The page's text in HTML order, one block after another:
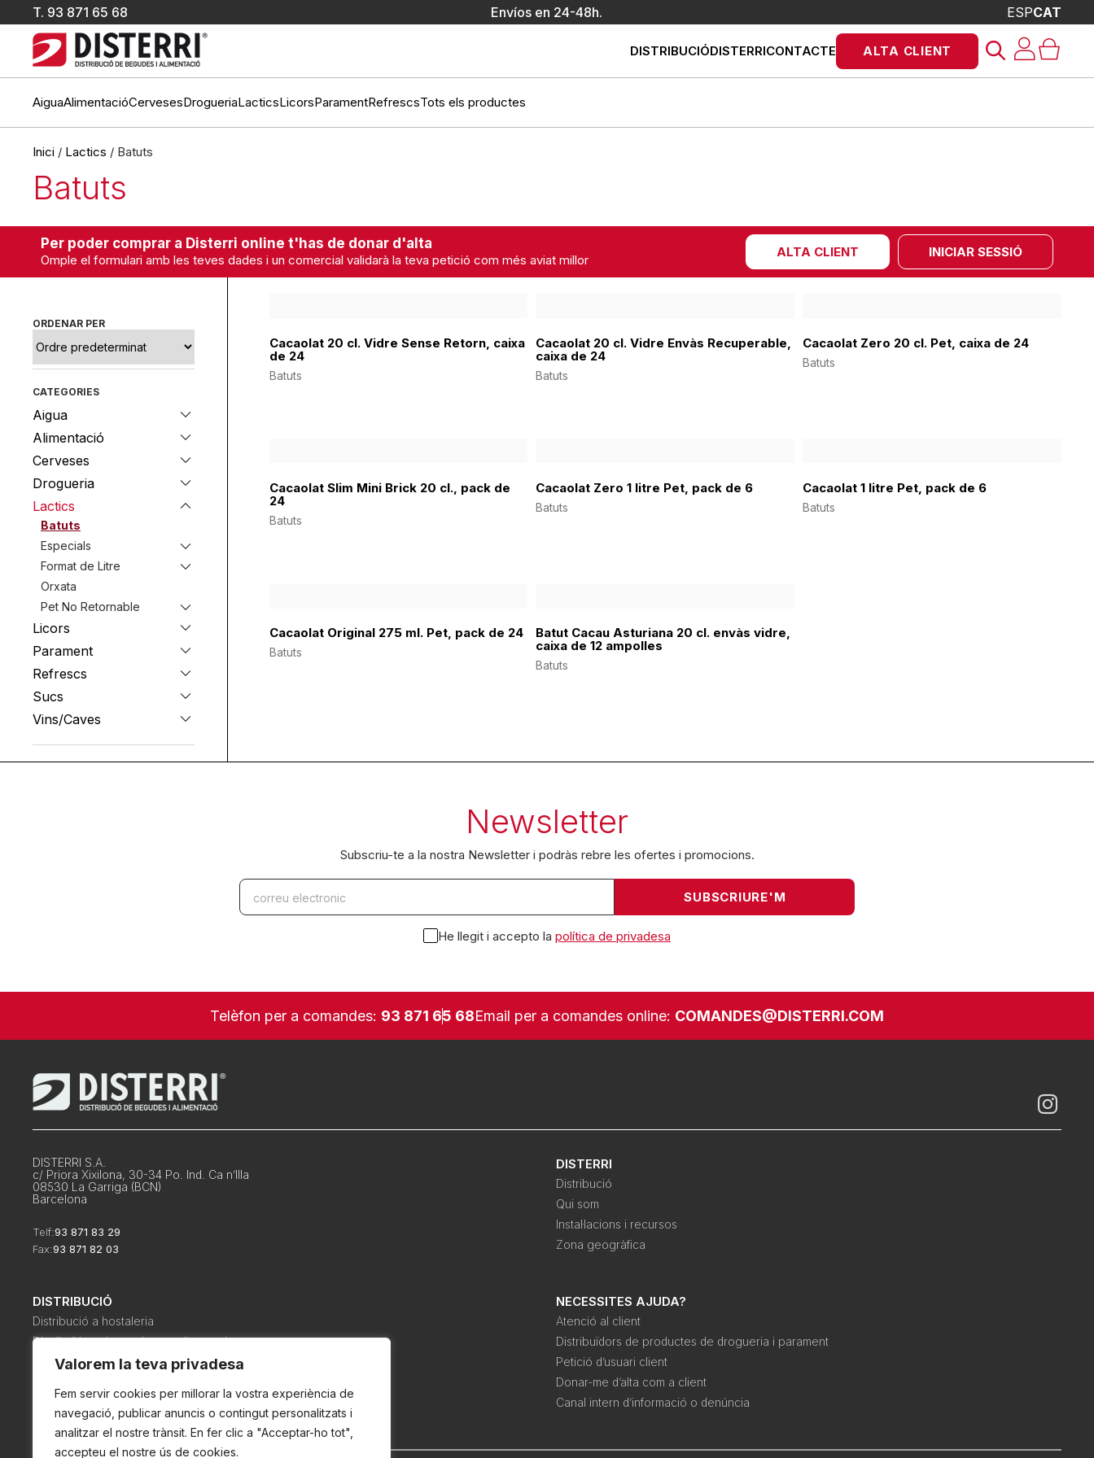
Valorem la teva privadesa
Fem servir cookies per millorar la vostra experiència de
navegació, publicar anuncis o contingut personalitzats i
analitzar el nostre trànsit. En fer clic a "Acceptar-ho tot",
accepteu el nostre ús de cookies.
T. 93 871 65 68 Envíos en 24-48h. ESPCAT
DISTRIBUCIÓDISTERRICONTACTE
Products
search
ALTA CLIENT
AiguaAlimentacióCervesesDrogueriaLacticsLicorsParamentRefrescsTots els productes
Inici / Lactics / Batuts
Batuts
Per poder comprar a Disterri online t'has de donar d'alta
Omple el formulari amb les teves dades i un comercial validarà la teva petició com més aviat millor
ALTA CLIENT INICIAR SESSIÓ
ORDENAR PER
CATEGORIES
Aigua
Alimentació
Cerveses
Drogueria
Lactics
Batuts
Especials
Format de Litre
Orxata
Pet No Retornable
Licors
Parament
Refrescs
Sucs
Vins/Caves
Cacaolat 20 cl. Vidre Sense Retorn, caixa
de 24
Batuts
Cacaolat 20 cl. Vidre Envàs Recuperable,
caixa de 24
Batuts
Cacaolat Zero 20 cl. Pet, caixa de 24
Batuts
Cacaolat Slim Mini Brick 20 cl., pack de
24
Batuts
Cacaolat Zero 1 litre Pet, pack de 6
Batuts
Cacaolat 1 litre Pet, pack de 6
Batuts
Cacaolat Original 275 ml. Pet, pack de 24
Batuts
Batut Cacau Asturiana 20 cl. envàs vidre,
caixa de 12 ampolles
Batuts
Newsletter
Subscriu-te a la nostra Newsletter i podràs rebre les ofertes i promocions.
He llegit i accepto la política de privadesa
Telèfon per a comandes: 93 871 65 68Email per a comandes online: COMANDES@DISTERRI.COM
DISTERRI S.A.
c/ Priora Xixilona, 30-34 Po. Ind. Ca n’Illa
08530 La Garriga (BCN)
Barcelona
Telf:93 871 83 29
Fax:93 871 82 03
DISTERRI
Distribució
Qui som
Instal·lacions i recursos
Zona geogràfica
DISTRIBUCIÓ
Distribució a hostaleria
Distribuïdors de productes alimentaris
Distribució de begudes i alimentació a col·lectivitats
NECESSITES AJUDA?
Atenció al client
Distribuïdors de productes de drogueria i parament
Petició d’usuari client
Donar-me d’alta com a client
Canal intern d’informació o denúncia